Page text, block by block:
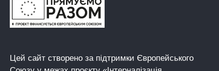
Цей сайт створено за підтримки Європейського